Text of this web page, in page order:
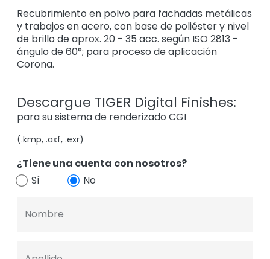
Recubrimiento en polvo para fachadas metálicas
y trabajos en acero, con base de poliéster y nivel
de brillo de aprox. 20 - 35 acc. según ISO 2813 -
ángulo de 60°; para proceso de aplicación
Corona.
Descargue TIGER Digital Finishes:
para su sistema de renderizado CGI
(.kmp, .axf, .exr)
¿Tiene una cuenta con nosotros?
Sí
No
Nombre